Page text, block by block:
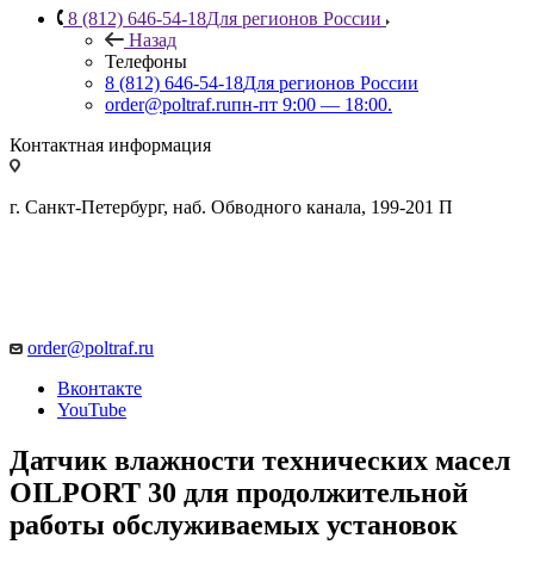
8 (812) 646-54-18Для регионов России
Назад
Телефоны
8 (812) 646-54-18Для регионов России
order@poltraf.ruпн-пт 9:00 — 18:00.
Контактная информация
г. Санкт-Петербург, наб. Обводного канала, 199-201 П
order@poltraf.ru
Вконтакте
YouTube
Датчик влажности технических масел
OILPORT 30 для продолжительной
работы обслуживаемых установок